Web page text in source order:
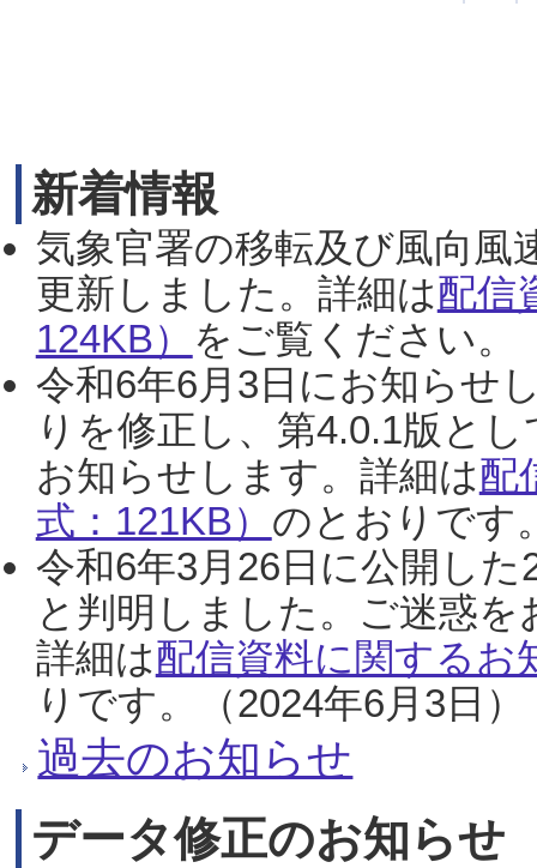
新着情報
気象官署の移転及び風向風
更新しました。詳細は配信
124KB） をご覧ください。
令和6年6月3日にお知らせ
りを修正し、第4.0.1版と
お知らせします。詳細は配
式：121KB） のとおりです
令和6年3月26日に公開し
と判明しました。ご迷惑
詳細は配信資料に関するお
りです。（2024年6月3日）
過去のお知らせ
データ修正のお知らせ